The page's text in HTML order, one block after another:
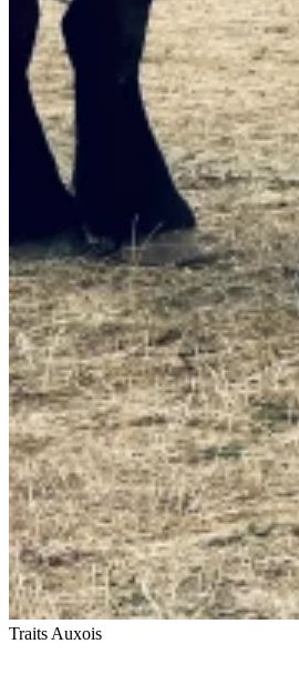
Traits Auxois